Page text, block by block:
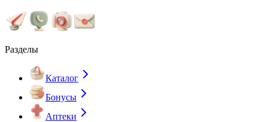
Разделы
Каталог
Бонусы
Аптеки